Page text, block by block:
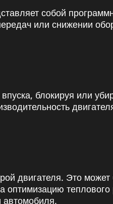
собой
или снижении
блокируя или
двигателя. Это
автомобиля.